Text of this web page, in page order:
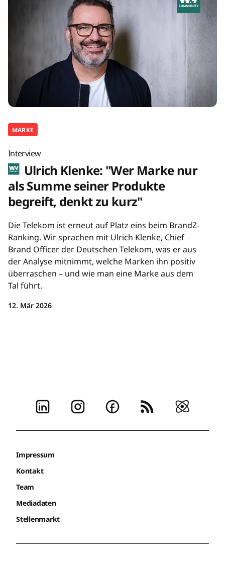
MARKE
Interview
Ulrich Klenke: "Wer Marke nur
als Summe seiner Produkte
begreift, denkt zu kurz"
Die Telekom ist erneut auf Platz eins beim BrandZ-
Ranking. Wir sprachen mit Ulrich Klenke, Chief
Brand Officer der Deutschen Telekom, was er aus
der Analyse mitnimmt, welche Marken ihn positiv
überraschen – und wie man eine Marke aus dem
Tal führt.
12. Mär 2026
Impressum
Kontakt
Team
Mediadaten
Stellenmarkt